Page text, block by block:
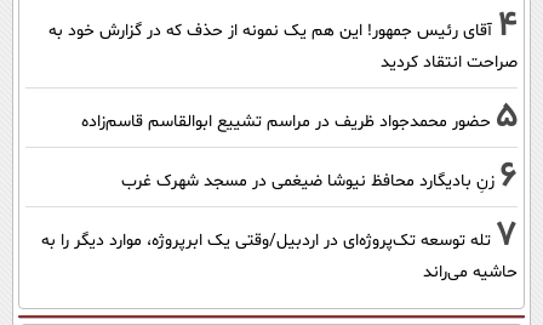
4 آقای رئیس جمهور! این هم یک نمونه از حذف که در گزارش خود به
صراحت انتقاد کردید
5 حضور محمدجواد ظریف در مراسم تشییع ابوالقاسم قاسم‌زاده
6 زنِ بادیگارد محافظ نیوشا ضیغمی در مسجد شهرک غرب
7 تله توسعه تک‌پروژه‌ای در اردبیل/وقتی یک ابرپروژه، موارد دیگر را به
حاشیه می‌راند